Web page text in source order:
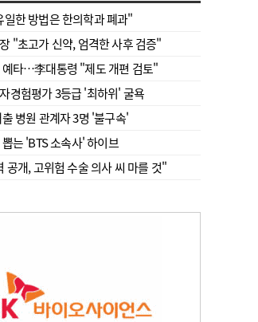
한 방법은 한의학과 폐과"
" 초고가 신약, 엄격한 사후 검증"
예타…李대통령 "제도 개편 검토"
경험평가 3등급 '최하위' 굴욕
병원 관계자 3명 '불구속'
는 'BTS 소속사' 하이브
공개, 고위험 수술 의사 씨 마를 것"